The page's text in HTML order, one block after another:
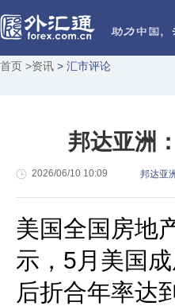
首页 >资讯 > 汇市评论
邦达亚洲
2026/06/10 10:09 邦达亚
美国全国房地
示，5月美国
后折合年率达